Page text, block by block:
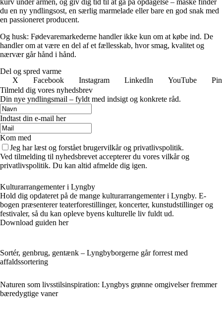
du en ny yndlingsost, en særlig marmelade eller bare en god snak med
en passioneret producent.
Og husk: Fødevaremarkederne handler ikke kun om at købe ind. De
handler om at være en del af et fællesskab, hvor smag, kvalitet og
nærvær går hånd i hånd.
Del og spred varme
X
Facebook Instagram LinkedIn YouTube
Tilmeld dig vores nyhedsbrev
Din nye yndlingsmail – fyldt med indsigt og konkrete råd.
Indtast din e-mail her
Kom med
Jeg har læst og forstået brugervilkår og privatlivspolitik.
Ved tilmelding til nyhedsbrevet accepterer du vores vilkår og
privatlivspolitik. Du kan altid afmelde dig igen.
Kulturarrangementer i Lyngby
Hold dig opdateret på de mange kulturarrangementer i Lyngby. E-
bogen præsenterer teaterforestillinger, koncerter, kunstudstillinger og
festivaler, så du kan opleve byens kulturelle liv fuldt ud.
Download guiden her
Sortér, genbrug, gentænk – Lyngbyborgerne går forrest med
affaldssortering
Naturen som livsstilsinspiration: Lyngbys grønne omgivelser fremmer
bæredygtige vaner